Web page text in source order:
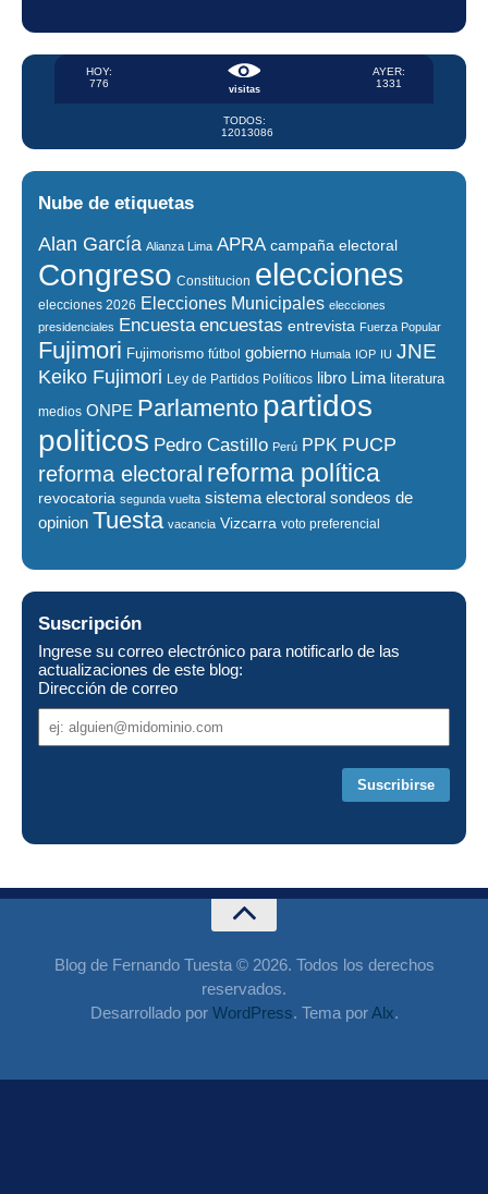
visitas
HOY:
776
AYER:
1331
TODOS:
12013086
Nube de etiquetas
Alan García Alianza Lima APRA campaña electoral
Congreso Constitucion elecciones
elecciones 2026 Elecciones Municipales elecciones
presidenciales
Encuesta encuestas entrevista Fuerza Popular
Fujimori Fujimorismo fútbol gobierno Humala IOP IU JNE
Keiko Fujimori Ley de Partidos Políticos libro Lima literatura
medios ONPE Parlamento partidos
politicos Pedro Castillo Perú PPK PUCP
reforma electoral reforma política
revocatoria segunda vuelta sistema electoral sondeos de
opinion Tuesta vacancia Vizcarra voto preferencial
Suscripción
Ingrese su correo electrónico para notificarlo de las
actualizaciones de este blog:
Dirección de correo
de
Blog de Fernando Tuesta © 2026. Todos los derechos
reservados.
Desarrollado por WordPress. Tema porAlx.